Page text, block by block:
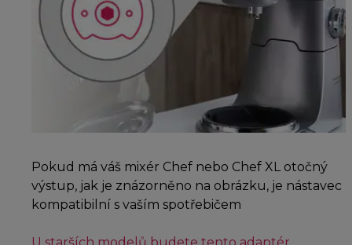
Pokud má váš mixér Chef nebo Chef XL otočný
výstup, jak je znázorněno na obrázku, je nástavec
kompatibilní s vaším spotřebičem
U starších modelů budete tento adaptér